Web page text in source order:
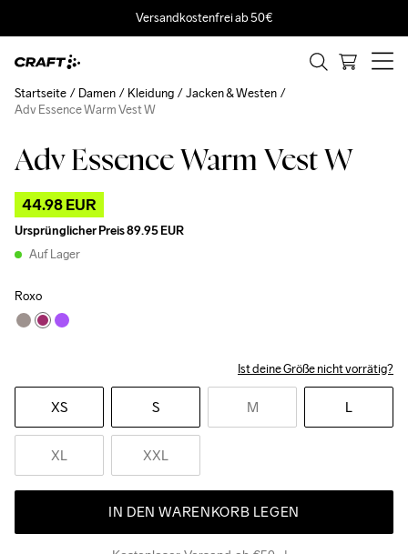
Versandkostenfrei ab 50€
Adv Essence Warm Vest W
44.98 EUR
Ursprünglicher Preis89.95 EUR
Auf Lager
Roxo
Ist deine Größe nicht vorrätig?
XS S M L
XL XXL
IN DEN WARENKORB LEGEN
Startseite Damen Kleidung
Jacken & Westen
Adv Essence Warm Vest W
Outlet